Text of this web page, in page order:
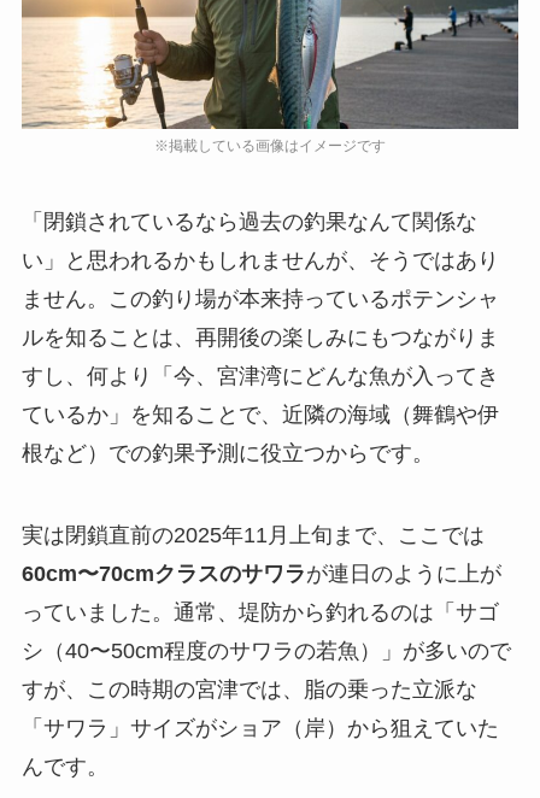
「閉鎖されているなら過去の釣果なんて関係な
い」と思われるかもしれませんが、そうではあり
ません。この釣り場が本来持っているポテンシャ
ルを知ることは、再開後の楽しみにもつながりま
すし、何より「今、宮津湾にどんな魚が入ってき
ているか」を知ることで、近隣の海域（舞鶴や伊
根など）での釣果予測に役立つからです。
実は閉鎖直前の2025年11月上旬まで、ここでは
60cm〜70cmクラスのサワラが連日のように上が
っていました。通常、堤防から釣れるのは「サゴ
シ（40〜50cm程度のサワラの若魚）」が多いので
すが、この時期の宮津では、脂の乗った立派な
「サワラ」サイズがショア（岸）から狙えていた
んです。